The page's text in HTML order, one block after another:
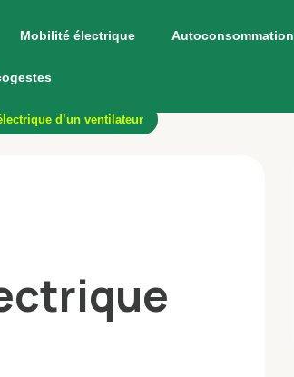
Mobilité électrique Autoconsommation
d’un ventilateur